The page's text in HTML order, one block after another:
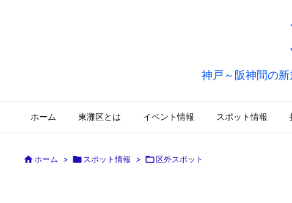
神戸～阪神間の
ホーム 東灘区とは イベント情報 スポット情報
ホーム >  スポット情報 > 区外スポット